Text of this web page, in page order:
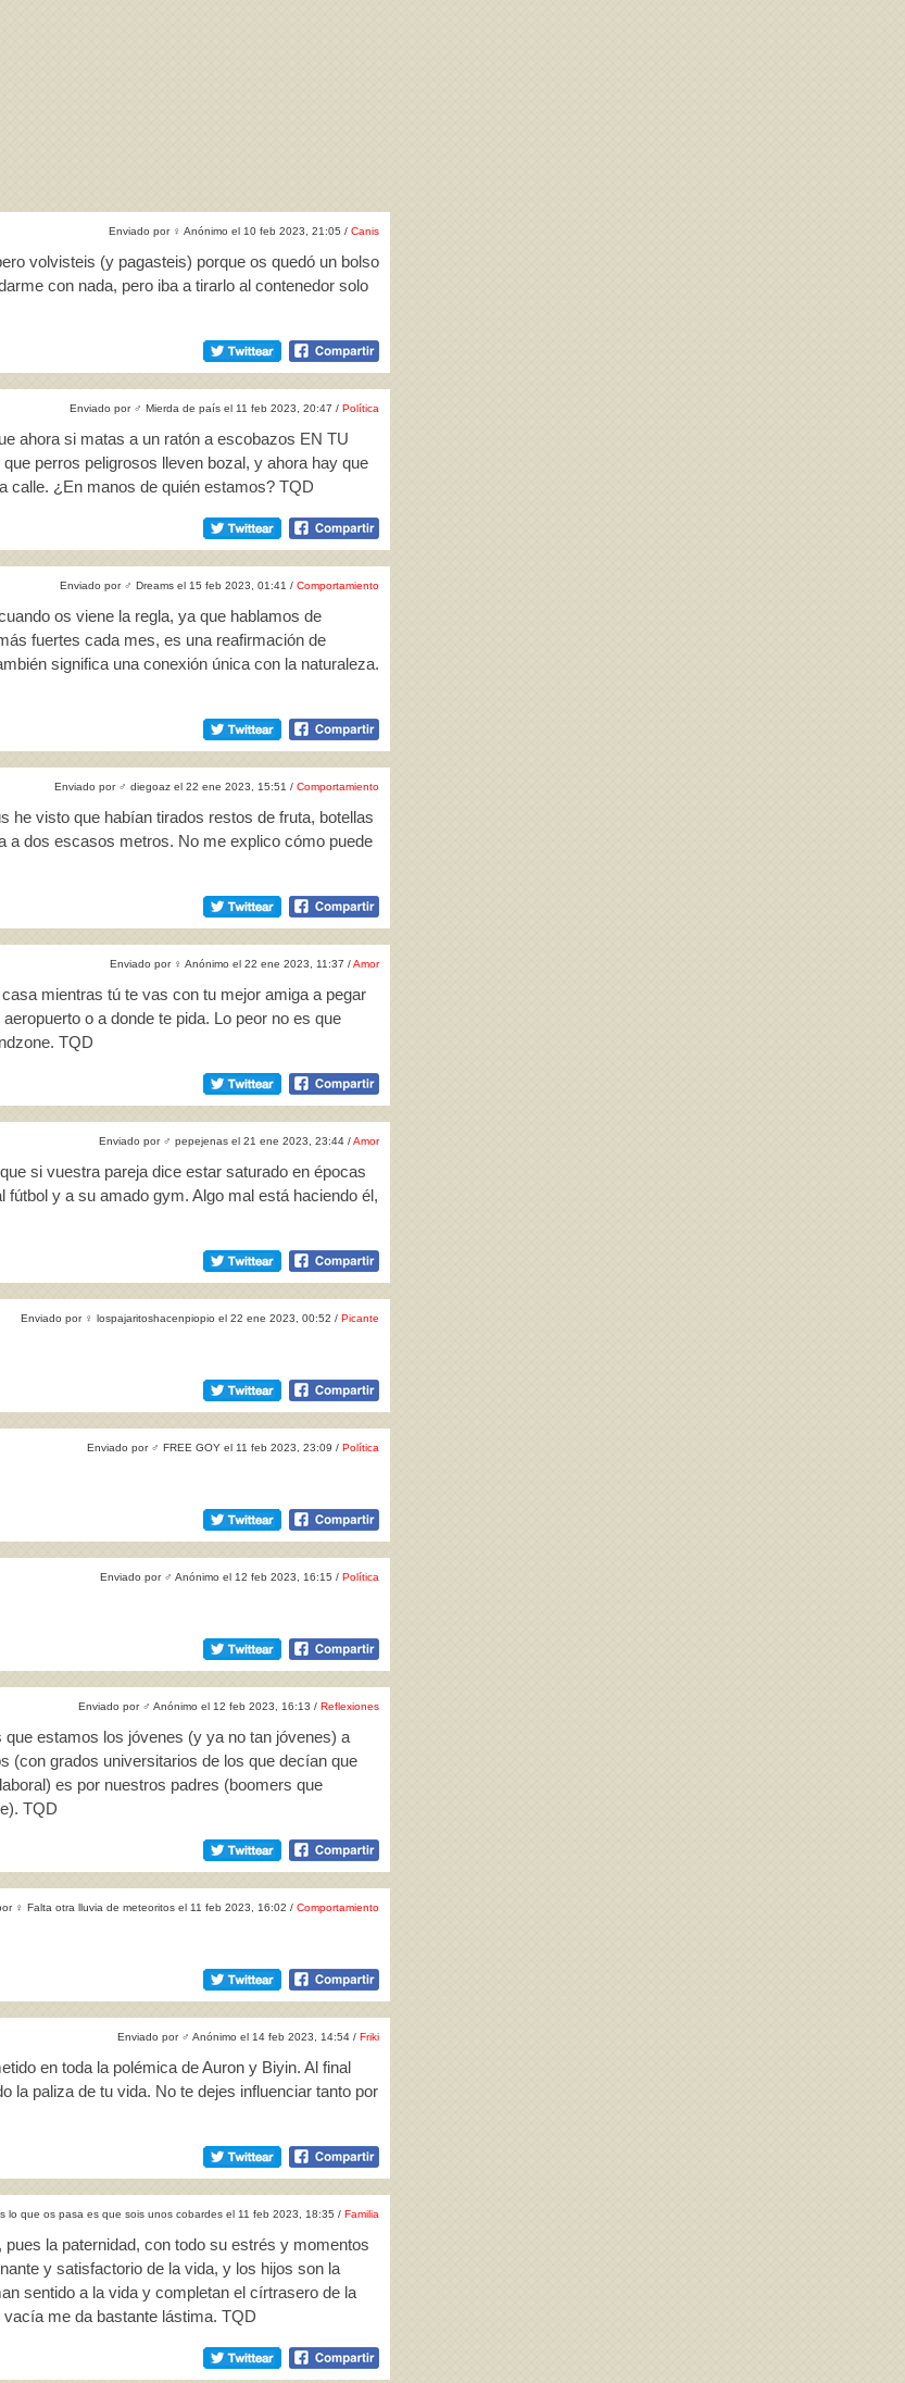
Enviado por ♀ Anónimo el 10 feb 2023, 21:05 / Canis
volvisteis (y pagasteis) porque os quedó un bolso
con nada, pero iba a tirarlo al contenedor solo
Enviado por ♂ Mierda de país el 11 feb 2023, 20:47 / Política
ahora si matas a un ratón a escobazos EN TU
perros peligrosos lleven bozal, y ahora hay que
calle. ¿En manos de quién estamos? TQD
Enviado por ♂ Dreams el 15 feb 2023, 01:41 / Comportamiento
os viene la regla, ya que hablamos de
fuertes cada mes, es una reafirmación de
significa una conexión única con la naturaleza.
Enviado por ♂ diegoaz el 22 ene 2023, 15:51 / Comportamiento
he visto que habían tirados restos de fruta, botellas
a dos escasos metros. No me explico cómo puede
Enviado por ♀ Anónimo el 22 ene 2023, 11:37 /Amor
mientras tú te vas con tu mejor amiga a pegar
o a donde te pida. Lo peor no es que
TQD
Enviado por ♂ pepejenas el 21 ene 2023, 23:44 /Amor
si vuestra pareja dice estar saturado en épocas
y a su amado gym. Algo mal está haciendo él,
Enviado por ♀ lospajaritoshacenpiopio el 22 ene 2023, 00:52 / Picante
Enviado por ♂ FREE GOY el 11 feb 2023, 23:09 / Política
Enviado por ♂ Anónimo el 12 feb 2023, 16:15 / Política
Enviado por ♂ Anónimo el 12 feb 2023, 16:13 / Reflexiones
estamos los jóvenes (y ya no tan jóvenes) a
(con grados universitarios de los que decían que
es por nuestros padres (boomers que
TQD
♀ Falta otra lluvia de meteoritos el 11 feb 2023, 16:02 / Comportamiento
Enviado por ♂ Anónimo el 14 feb 2023, 14:54 / Friki
en toda la polémica de Auron y Biyin. Al final
la paliza de tu vida. No te dejes influenciar tanto por
lo que os pasa es que sois unos cobardes el 11 feb 2023, 18:35 / Familia
la paternidad, con todo su estrés y momentos
y satisfactorio de la vida, y los hijos son la
sentido a la vida y completan el círtrasero de la
me da bastante lástima. TQD